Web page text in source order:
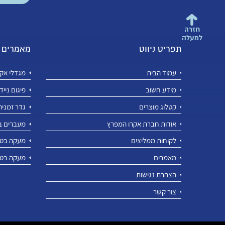
חזרה
למעלה
תפריט ניווט
עמוד הבית
מידע חשוב
קטלוג מוצרים
אודות חברת אקרו המפרץ
לקוחות ממליצים
מאמרים
הצהרת נגישות
צור קשר
מאמרים
מגדלי
פיגום נייד
גדר
מעברים
מעקה
מעקה